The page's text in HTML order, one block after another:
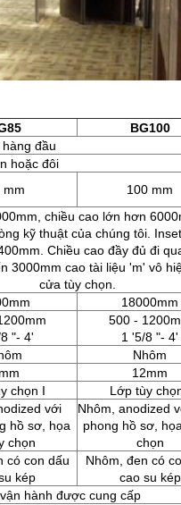
BG100
đầu
hoặc đôi
mm 100 mm
chiều cao lớn hơn
kỹ thuật của chúng tôi.
Chiều cao đầy đủ đi
3000mm cao tài liệu 'm' vô
cửa tùy chọn.
18000mm
"- 4'
500 -
1 '5/8 "- 4'
Nhôm
12mm
chọn I
Lớp tùy
với
hồ sơ, họa
chọn
Nhôm, anodized
phong hồ sơ,
chọn
có con dấu
kép
Nhôm, đen có
cao su kép
hành được cung cấp